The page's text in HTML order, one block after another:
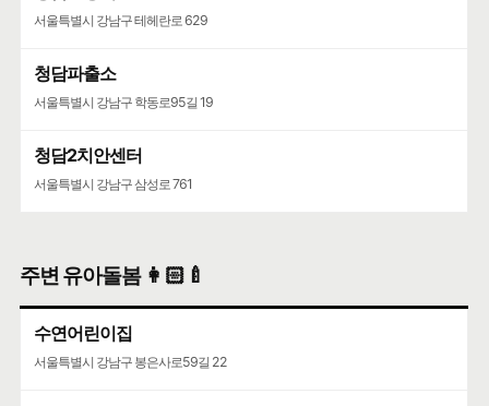
서울특별시 강남구 테헤란로 629
청담파출소
서울특별시 강남구 학동로95길 19
청담2치안센터
서울특별시 강남구 삼성로 761
주변 유아돌봄 👩🏻‍🍼
수연어린이집
서울특별시 강남구 봉은사로59길 22